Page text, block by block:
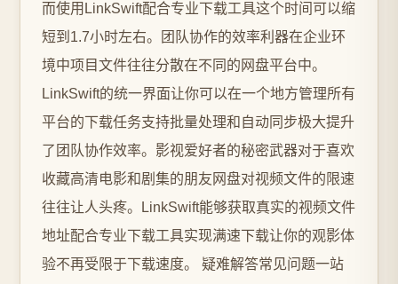
而使用LinkSwift配合专业下载工具这个时间可以缩
短到1.7小时左右。团队协作的效率利器在企业环
境中项目文件往往分散在不同的网盘平台中。
LinkSwift的统一界面让你可以在一个地方管理所有
平台的下载任务支持批量处理和自动同步极大提升
了团队协作效率。影视爱好者的秘密武器对于喜欢
收藏高清电影和剧集的朋友网盘对视频文件的限速
往往让人头疼。LinkSwift能够获取真实的视频文件
地址配合专业下载工具实现满速下载让你的观影体
验不再受限于下载速度。️ 疑难解答常见问题一站